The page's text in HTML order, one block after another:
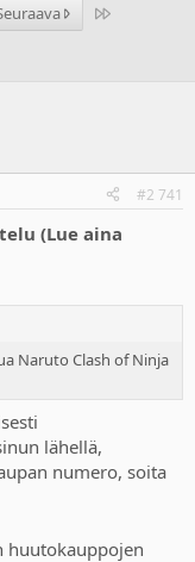
Last
#2 741
(Lue aina
Naruto Clash of Ninja
lähellä,
numero, soita
huutokauppojen